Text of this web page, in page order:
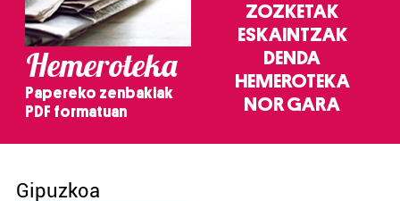
Hemeroteka
Papereko zenbakiak
PDF formatuan
ZOZKETAK
ESKAINTZAK
DENDA
HEMEROTEKA
NOR GARA
Gipuzkoa